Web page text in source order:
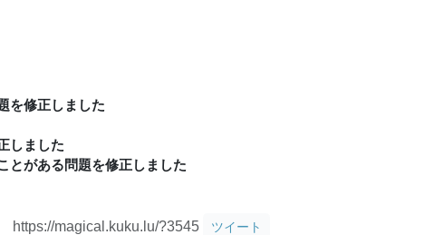
を修正しました
しました
とがある問題を修正しました
https://magical.kuku.lu/?3545 ツイート